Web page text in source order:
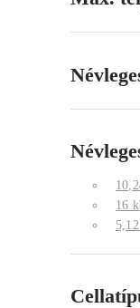
16